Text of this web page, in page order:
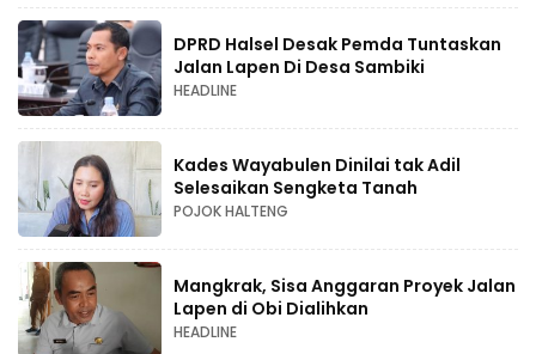
DPRD Halsel Desak Pemda Tuntaskan
Jalan Lapen Di Desa Sambiki
HEADLINE
Kades Wayabulen Dinilai tak Adil
Selesaikan Sengketa Tanah
POJOK HALTENG
Mangkrak, Sisa Anggaran Proyek Jalan
Lapen di Obi Dialihkan
HEADLINE